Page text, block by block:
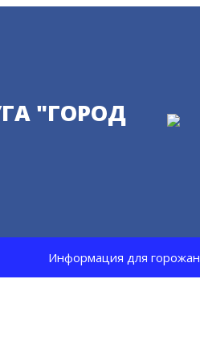
"ГОРОД
Информация для горожан